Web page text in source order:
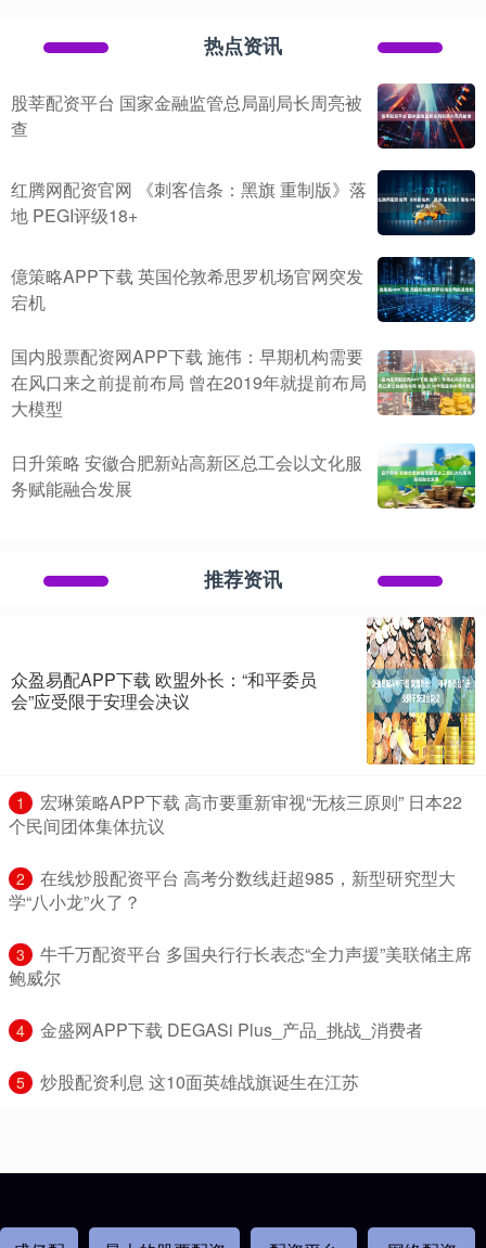
热点资讯
股莘配资平台 国家金融监管总局副局长周亮被
查
红腾网配资官网 《刺客信条：黑旗 重制版》落
地 PEGI评级18+
億策略APP下载 英国伦敦希思罗机场官网突发
宕机
国内股票配资网APP下载 施伟：早期机构需要
在风口来之前提前布局 曾在2019年就提前布局
大模型
日升策略 安徽合肥新站高新区总工会以文化服
务赋能融合发展
推荐资讯
众盈易配APP下载 欧盟外长：“和平委员
会”应受限于安理会决议
1
​宏琳策略APP下载 高市要重新审视“无核三原则” 日本22
个民间团体集体抗议
2
​在线炒股配资平台 高考分数线赶超985，新型研究型大
学“八小龙”火了？
3
​牛千万配资平台 多国央行行长表态“全力声援”美联储主席
鲍威尔
4 ​金盛网APP下载 DEGASi Plus_产品_挑战_消费者
5 ​炒股配资利息 这10面英雄战旗诞生在江苏